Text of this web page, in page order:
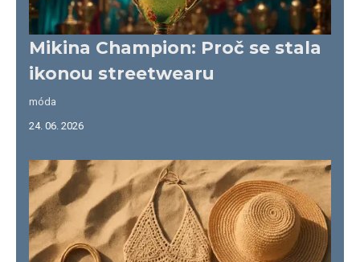
Mikina Champion: Proč se stala
ikonou streetwearu
móda
24. 06. 2026